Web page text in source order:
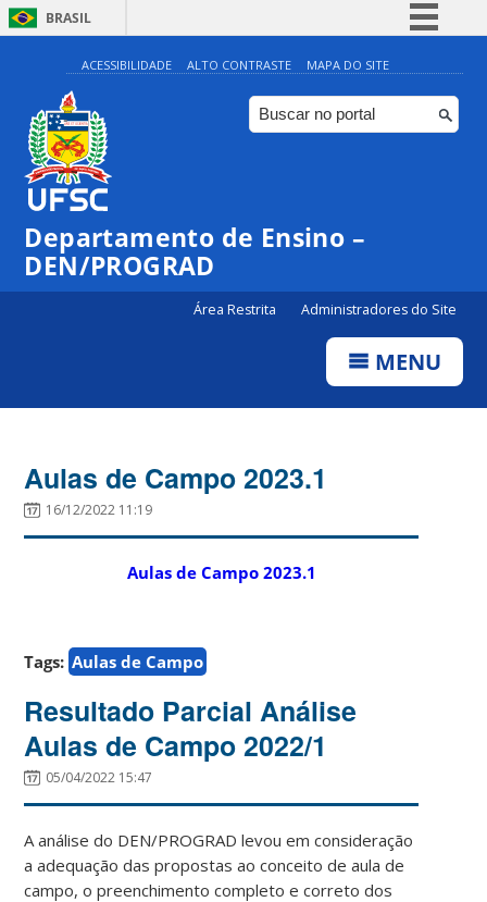
BRASIL
Simplifique!
Comunica BR
Participe
Canais
ACESSIBILIDADE ALTO CONTRASTE MAPA DO SITE
Departamento de Ensino –
DEN/PROGRAD
Área Restrita Administradores do Site
MENU
Aulas de Campo 2023.1
16/12/2022 11:19
Aulas de Campo 2023.1
Tags: Aulas de Campo
Resultado Parcial Análise
Aulas de Campo 2022/1
05/04/2022 15:47
A análise do DEN/PROGRAD levou em consideração
a adequação das propostas ao conceito de aula de
campo, o preenchimento completo e correto dos